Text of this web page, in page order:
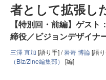
者として拡張し
【特別回・前編】ゲス
締役／ビジョンデザイナ
三澤 直加 [語り手] /岩嵜 博論[語
（Biz/Zine編集部） [編]